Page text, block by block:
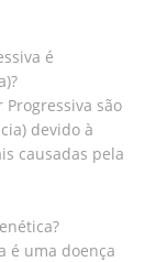
é
Progressiva são
devido à
causadas pela
é uma doença